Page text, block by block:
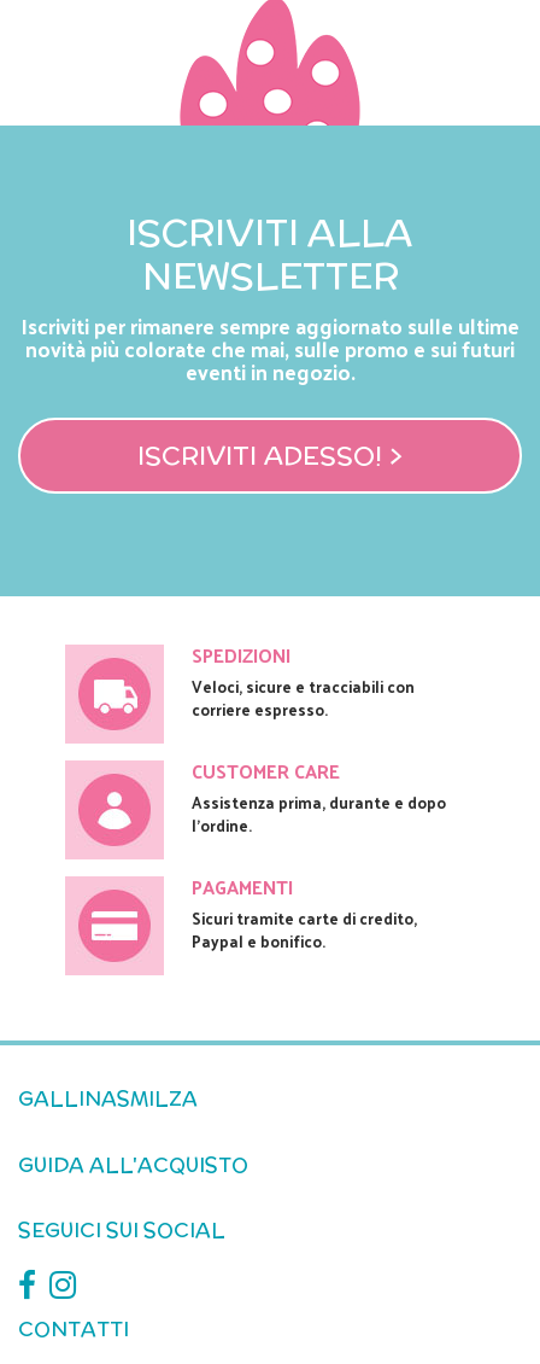
ISCRIVITI ALLA
NEWSLETTER
Iscriviti per rimanere sempre aggiornato sulle ultime
novità più colorate che mai, sulle promo e sui futuri
eventi in negozio.
ISCRIVITI ADESSO! >
SPEDIZIONI
Veloci, sicure e tracciabili con
corriere espresso.
CUSTOMER CARE
Assistenza prima, durante e dopo
l'ordine.
PAGAMENTI
Sicuri tramite carte di credito,
Paypal e bonifico.
GALLINASMILZA
GUIDA ALL'ACQUISTO
SEGUICI SUI SOCIAL
CONTATTI